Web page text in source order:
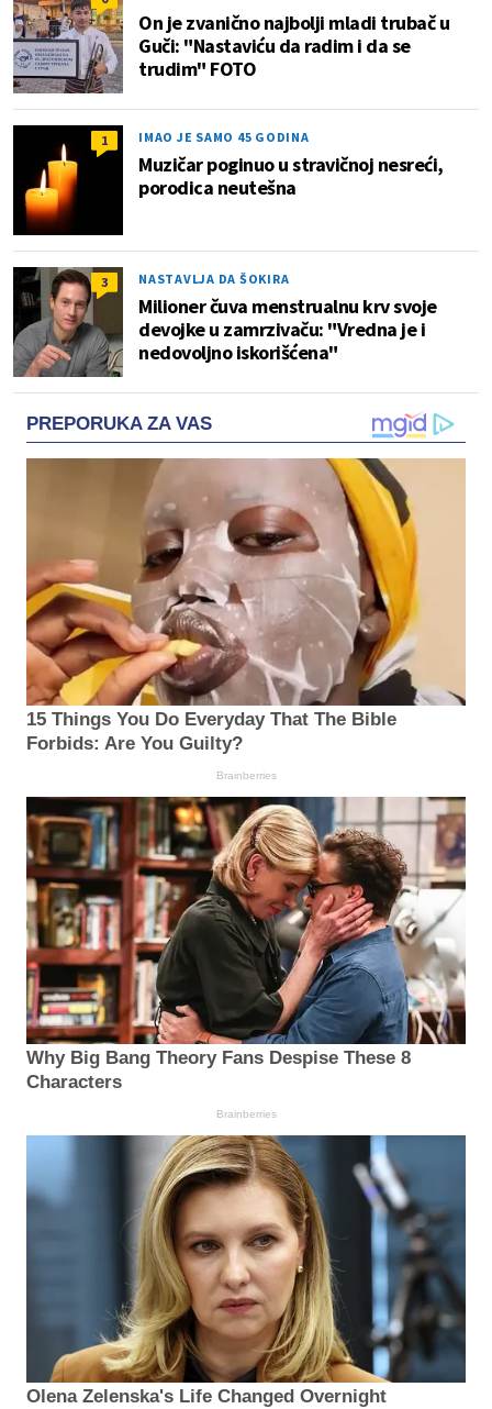
On je zvanično najbolji mladi trubač u
Guči: "Nastaviću da radim i da se
trudim" FOTO
1 IMAO JE SAMO 45 GODINA
Muzičar poginuo u stravičnoj nesreći,
porodica neutešna
3 NASTAVLJA DA ŠOKIRA
Milioner čuva menstrualnu krv svoje
devojke u zamrzivaču: "Vredna je i
nedovoljno iskorišćena"
PREPORUKA ZA VAS
15 Things You Do Everyday That The Bible
Forbids: Are You Guilty?
Brainberries
Why Big Bang Theory Fans Despise These 8
Characters
Brainberries
Olena Zelenska's Life Changed Overnight